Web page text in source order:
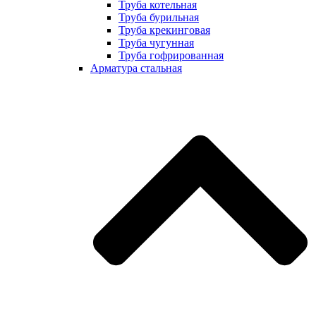
Труба котельная
Труба бурильная
Труба крекинговая
Труба чугунная
Труба гофрированная
Арматура стальная